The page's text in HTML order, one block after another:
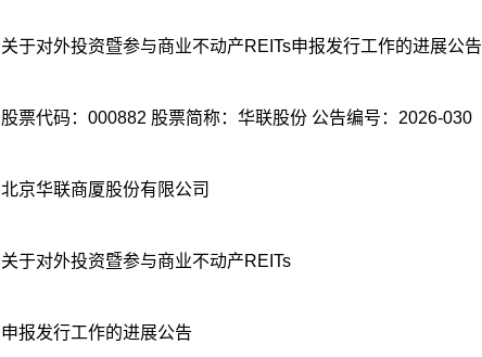
关于对外投资暨参与商业不动产REITs申报发行工作的进展公告
股票代码：000882 股票简称：华联股份 公告编号：2026-030
北京华联商厦股份有限公司
关于对外投资暨参与商业不动产REITs
申报发行工作的进展公告